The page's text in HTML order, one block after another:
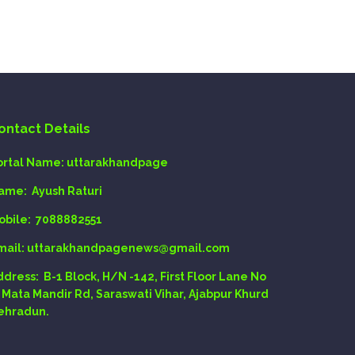
Details
Name: uttarakhandpage
Ayush Raturi
7088882551
: uttarakhandpagenews@gmail.com
B-1 Block, H/N -142, First Floor Lane No
Mata Mandir Rd, Saraswati Vihar, Ajabpur Khurd